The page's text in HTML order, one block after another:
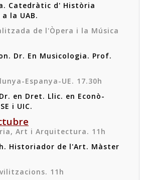
Catedràtic d' Història
la UAB.
de l'Òpera i la Música
Dr. En Musicologia. Prof.
Espanya-UE. 17.30h
en Dret. Llic. en Econò-
i UIC.
Art i Arquitectura. 11h
Historiador de l'Art. Màster
11h